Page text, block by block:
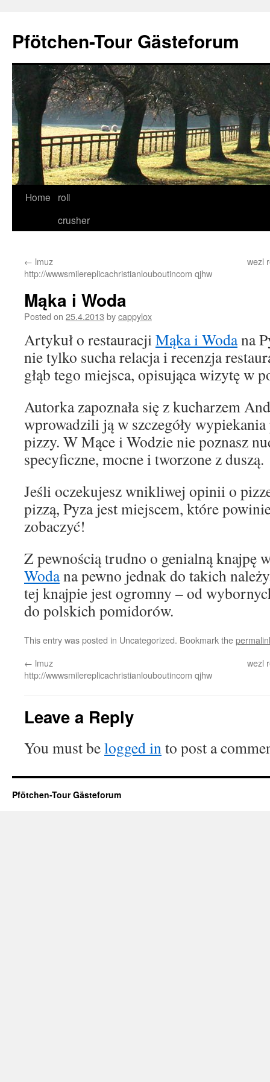
content
Pfötchen-Tour Gästeforum
Home
roll
crusher
← lmuz
http://wwwsmilereplicachristianlouboutincom qjhw
wezl
Mąka i Woda
Posted on 25.4.2013 bycappylox
Artykuł o restauracjiMąka i Wodana
nie tylko sucha relacja i recenzja
głąb tego miejsca, opisująca wizytę w
Autorka zapoznała się z kucharzem
wprowadzili ją w szczegóły
pizzy. W Mące i Wodzie nie poznasz
specyficzne, mocne i tworzone z duszą.
Jeśli oczekujesz wnikliwej opinii o
pizzą, Pyza jest miejscem, które
zobaczyć!
Z pewnością trudno o genialną knajpę
Wodana pewno jednak do takich
tej knajpie jest ogromny – od
do polskich pomidorów.
This entry was posted in Uncategorized. Bookmark the
← lmuz
http://wwwsmilereplicachristianlouboutincom qjhw
wezl
Leave a Reply
You must belogged into post a
Pfötchen-Tour Gästeforum